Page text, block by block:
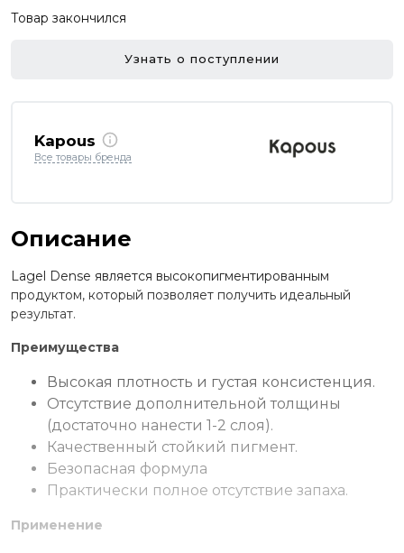
Товар закончился
Узнать о поступлении
Kapous
Все товары бренда
Описание
Lagel Dense является высокопигментированным
продуктом, который позволяет получить идеальный
результат.
Преимущества
Высокая плотность и густая консистенция.
Отсутствие дополнительной толщины
(достаточно нанести 1-2 слоя).
Качественный стойкий пигмент.
Безопасная формула
Практически полное отсутствие запаха.
Применение